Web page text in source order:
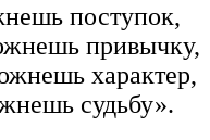
поступок,
привычку,
характер,
судьбу».